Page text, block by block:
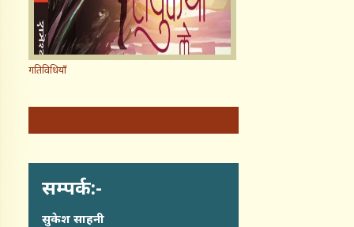
गतिविधियाँ
सम्पर्क:-
सुकेश साहनी